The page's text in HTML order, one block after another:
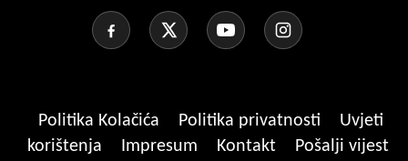
Politika Kolačića Politika privatnosti
Uvjeti
korištenja
Impresum Kontakt
Pošalji vijest